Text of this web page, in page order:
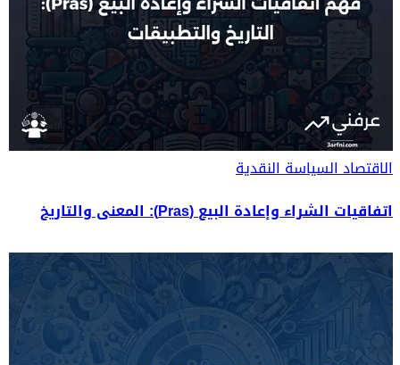
الاقتصادالسياسة النقدية
اتفاقيات الشراء وإعادة البيع (Pras): المعنى والتاريخ